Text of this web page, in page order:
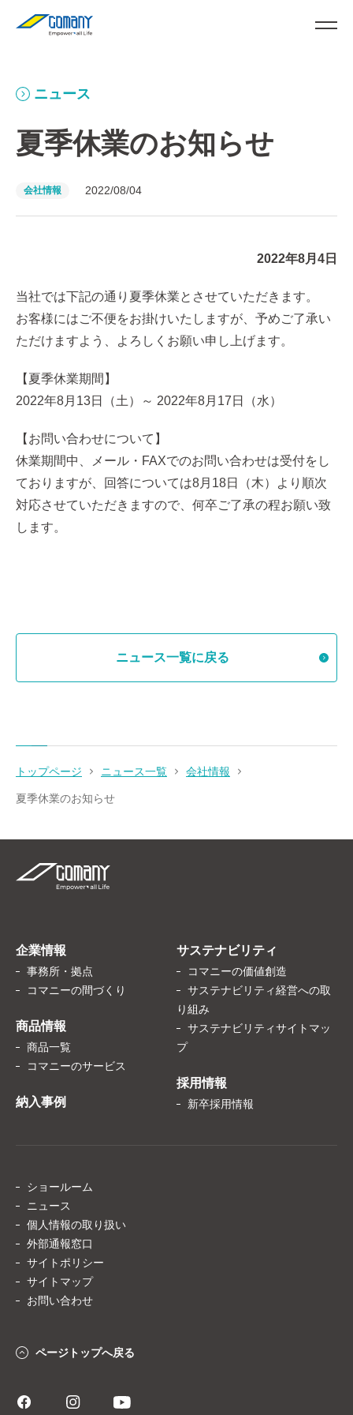
ニュース
夏季休業のお知らせ
会社情報 2022/08/04
2022年8月4日
当社では下記の通り夏季休業とさせていただきます。
お客様にはご不便をお掛けいたしますが、予めご了承い
ただけますよう、よろしくお願い申し上げます。
【夏季休業期間】
2022年8月13日（土）～ 2022年8月17日（水）
【お問い合わせについて】
休業期間中、メール・FAXでのお問い合わせは受付をし
ておりますが、回答については8月18日（木）より順次
対応させていただきますので、何卒ご了承の程お願い致
します。
ニュース一覧に戻る
トップページ ニュース一覧 会社情報
夏季休業のお知らせ
企業情報
事務所・拠点
コマニーの間づくり
商品情報
商品一覧
コマニーのサービス
納入事例
サステナビリティ
コマニーの価値創造
サステナビリティ経営への取
り組み
サステナビリティサイトマッ
プ
採用情報
新卒採用情報
ショールーム
ニュース
個人情報の取り扱い
外部通報窓口
サイトポリシー
サイトマップ
お問い合わせ
ページトップへ戻る